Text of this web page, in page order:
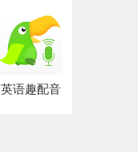
英语趣配音